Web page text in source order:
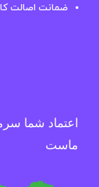
ضمانت اصالت
اعتماد شما
ماست